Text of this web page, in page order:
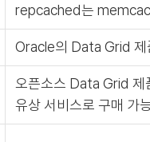
repcached는
Oracle의 Data Grid 제
오픈소스 Data Grid
유상 서비스로 구매 가